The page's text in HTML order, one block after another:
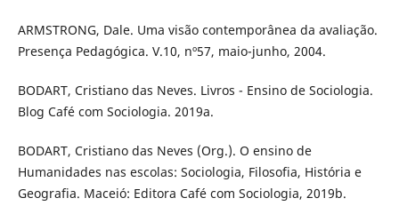
ARMSTRONG, Dale. Uma visão contemporânea da avaliação.
Presença Pedagógica. V.10, nº57, maio-junho, 2004.
BODART, Cristiano das Neves. Livros - Ensino de Sociologia.
Blog Café com Sociologia. 2019a.
BODART, Cristiano das Neves (Org.). O ensino de
Humanidades nas escolas: Sociologia, Filosofia, História e
Geografia. Maceió: Editora Café com Sociologia, 2019b.